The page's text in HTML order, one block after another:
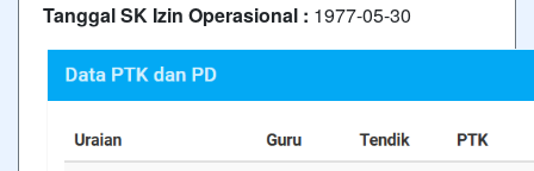
Tanggal SK Izin Operasional : 1977-05-30